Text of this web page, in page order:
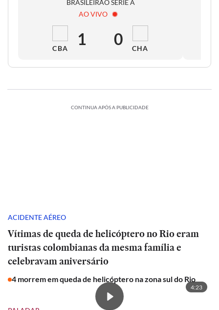
BRASILEIRÃO SÉRIE A
AO VIVO
CBA 1 0 CHA
CONTINUA APÓS A PUBLICIDADE
ACIDENTE AÉREO
Vítimas de queda de helicóptero no Rio eram
turistas colombianas da mesma família e
celebravam aniversário
4 morrem em queda de helicóptero na zona sul do Rio
4:23